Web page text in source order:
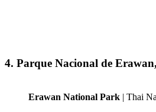
4. Parque Nacional de
Erawan National Park | Thai